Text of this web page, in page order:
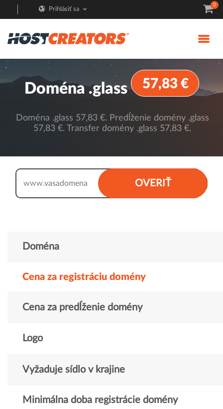
Prihlásiť sa
0
Doména .glass 57,83 €
Doména .glass 57,83 €. Predĺženie domény .glass
57,83 €. Transfer domény .glass 57,83 €.
OVERIŤ
www.
Doména
Cena za registráciu domény
Cena za predĺženie domény
Logo
Vyžaduje sídlo v krajine
Minimálna doba registrácie domény